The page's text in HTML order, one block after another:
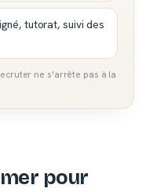
tutorat, suivi des
ne s’arrête pas à la
pour